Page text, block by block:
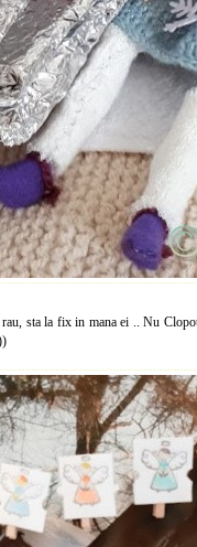
sta la fix in mana ei .. Nu